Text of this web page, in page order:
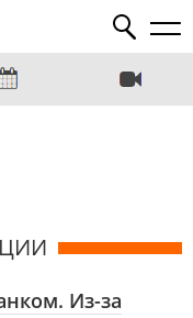
Из-за